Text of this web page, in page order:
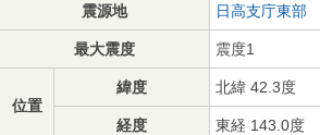
震源地 日高支庁東部
最大震度 震度1
位置
緯度 北緯 42.3度
経度 東経 143.0度